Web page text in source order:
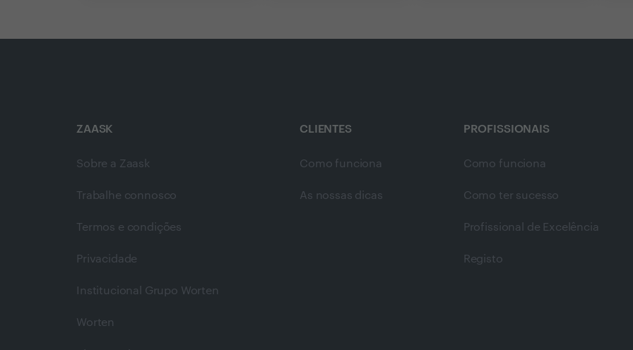
ZAASK
Sobre a Zaask
Trabalhe connosco
Termos e condições
Privacidade
Institucional Grupo Worten
Worten
CLIENTES
Como funciona
As nossas dicas
PROFISSIONAIS
Como funciona
Como ter sucesso
Profissional de Excelência
Registo